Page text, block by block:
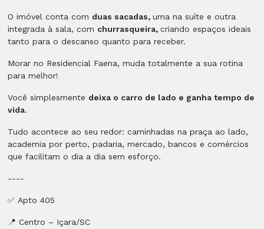
O imóvel conta com duas sacadas, uma na suíte e outra
integrada à sala, com churrasqueira, criando espaços ideais
tanto para o descanso quanto para receber.
Morar no Residencial Faena, muda totalmente a sua rotina
para melhor!
Você simplesmente deixa o carro de lado e ganha tempo de
vida.
Tudo acontece ao seu redor: caminhadas na praça ao lado,
academia por perto, padaria, mercado, bancos e comércios
que facilitam o dia a dia sem esforço.
----
✅ Apto 405
📍 Centro – Içara/SC